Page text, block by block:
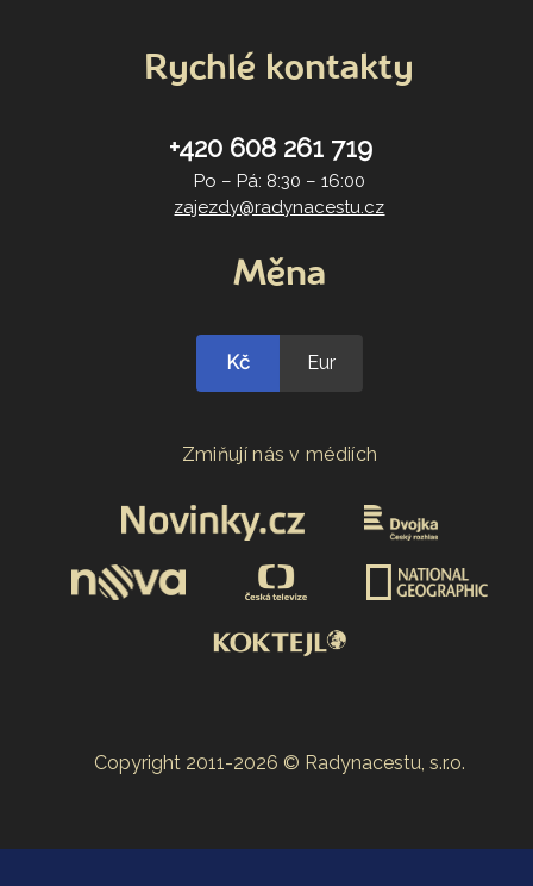
Rychlé kontakty
+420 608 261 719
Po – Pá: 8:30 – 16:00
zajezdy@radynacestu.cz
Měna
Kč Eur
Zmiňují nás v médiích
Copyright 2011-2026 © Radynacestu, s.r.o.